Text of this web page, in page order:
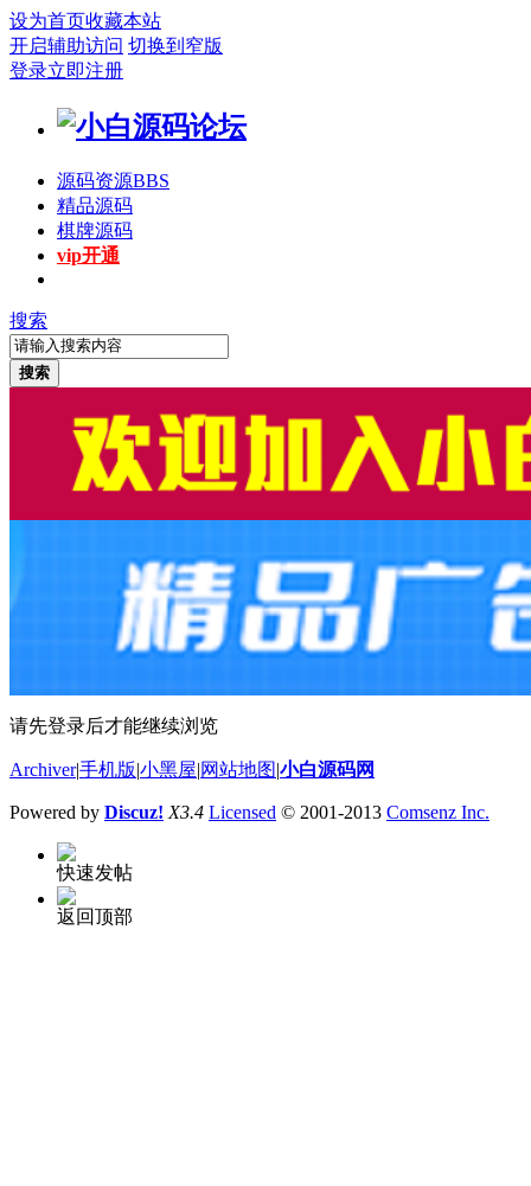
设为首页收藏本站
开启辅助访问 切换到窄版
登录立即注册
源码资源BBS
精品源码
棋牌源码
vip开通
搜索
搜索
请先登录后才能继续浏览
Archiver|手机版 小黑屋 网站地图 小白源码网
Powered by Discuz! X3.4 Licensed © 2001-2013 Comsenz Inc.
快速发帖
返回顶部